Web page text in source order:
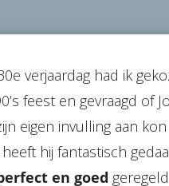
verjaardag had ik
feest en gevraagd of
eigen invulling aan kon
hij fantastisch
en goed